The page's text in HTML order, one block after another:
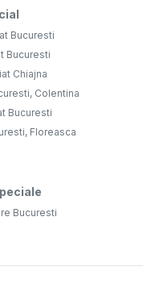
Bucuresti
Bucuresti
Chiajna
Colentina
Bucuresti
Floreasca
Bucuresti